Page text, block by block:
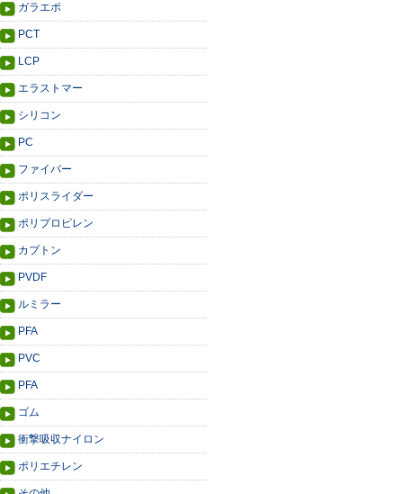
ガラエポ
PCT
LCP
エラストマー
シリコン
PC
ファイバー
ポリスライダー
ポリプロピレン
カプトン
PVDF
ルミラー
PFA
PVC
PFA
ゴム
衝撃吸収ナイロン
ポリエチレン